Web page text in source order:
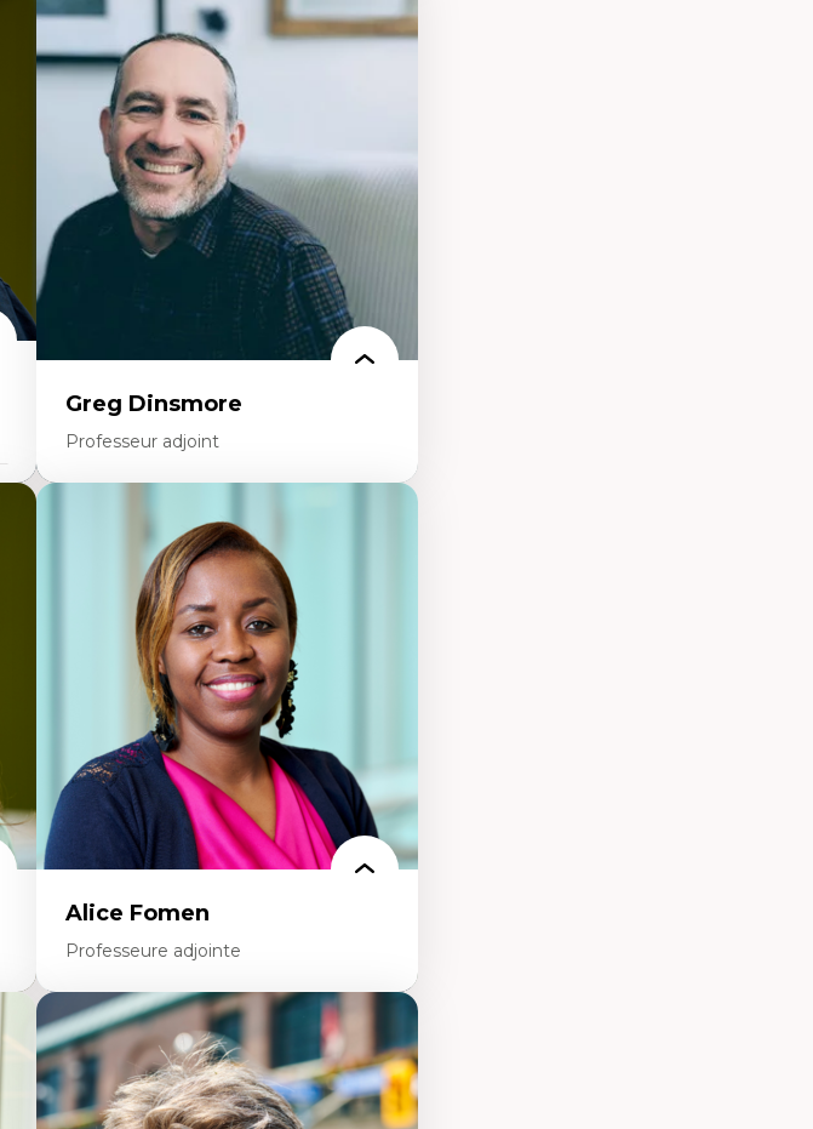
Expertises
Démocratisation des nouvelles
technologies et biotechnologies
Données ouvertes
Bioart, programmation et électronique
créatives
Histoire sociale et culturelle des
technologies numériques
Résistances et droits numériques
Internet des objets
Métavers
Problématiques relatives à l’intelligence
artificielle, l’apprentissage machine et les
Féminismes et nouvelles technologies
Greg Dinsmore
Professeur adjoint
Fragmentation des auditoires médiatiques
Analyse multi-plateforme des auditoires
médiatiques
Analyse des comportements numériques à
travers les données massives et l’IA
Recherche quantitative et qualitative sur
les auditoires médiatiques
Épistémologie des techniques de recherche
numérique et l’IA
Théorie des droits de la personne
La pensée politique d’Hannah Arendt
La pensée politique à l’ère numérique
Justice internationale et normes
internationales
Alice Fomen
Professeure adjointe
Expertises
Acceptabilité, acceptation et adoption des
technologies
Technologies d'apprentissage innovantes
Insertion professionnelle du nouveau